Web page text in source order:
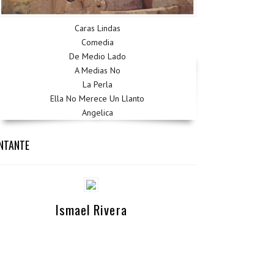
Caras Lindas
Comedia
De Medio Lado
A Medias No
La Perla
Ella No Merece Un Llanto
Angelica
Ismael Rivera